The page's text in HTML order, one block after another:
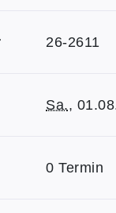
26-2611
Sa.,
0 Termin